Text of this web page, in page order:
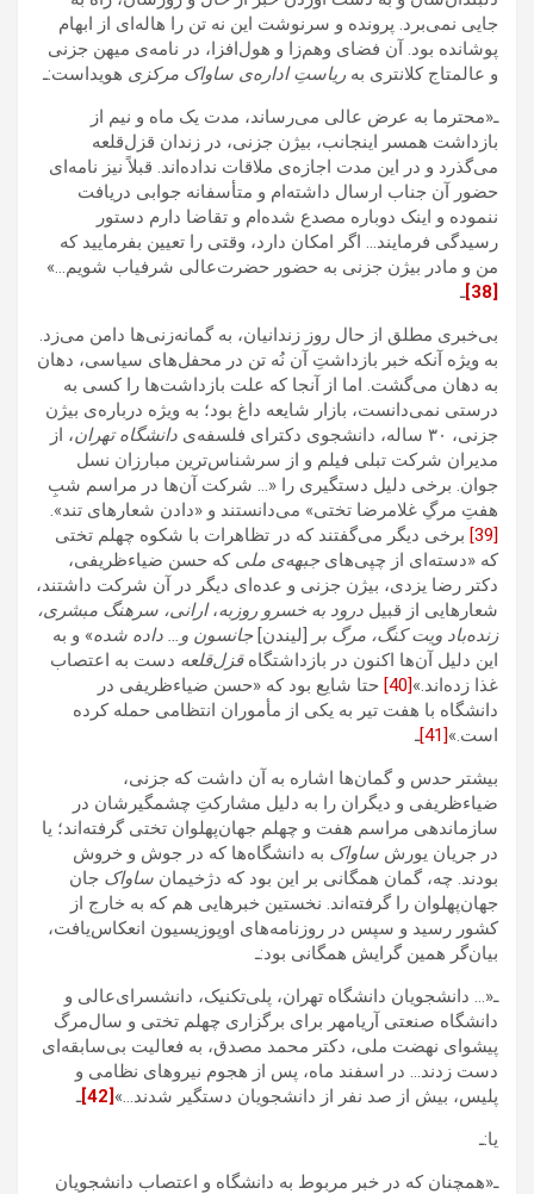
جایی نمی‌برد. پرونده و سرنوشت این نه تن را هاله‌ای از ابهام
پوشانده بود. آن فضای وهم‌زا و هول‌افزا، در نامه‌ی میهن جزنی
و عالمتاج کلانتری به ریاستِ اداره‌ی ساواک مرکزی هویداست:ـ
ـ«محترما به عرض عالی می‌رساند، مدت یک ماه و نیم از
بازداشت همسر اینجانب، بیژن جزنی، در زندان قزل‌قلعه
می‌گذرد و در این مدت اجازه‌ی ملاقات نداده‌اند. قبلاً نیز نامه‌ای
حضور آن جناب ارسال داشته‌ام و متأسفانه جوابی دریافت
ننموده و اینک دوباره مصدع شده‌ام و تقاضا دارم دستور
رسیدگی فرمایند… اگر امکان دارد، وقتی را تعیین بفرمایید که
من و مادر بیژن جزنی به حضور حضرت‌عالی شرفیاب شویم…»
[38]
ـ
بی‌خبری مطلق از حال روز زندانیان، به گمانه‌زنی‌ها دامن می‌زد.
به ویژه آنکه خبر بازداشت‌ِ آن نُه تن در محفل‌های سیاسی، دهان
به دهان می‌گشت. اما از آنجا که علت بازداشت‌ها را کسی به
درستی نمی‌دانست، بازار شایعه داغ بود؛ به ویژه درباره‌ی بیژن
جزنی، ۳۰ ساله، دانشجوی دکترای فلسفه‌ی
دانشگاه تهران، از
مدیران شرکت تبلی فیلم و از سرشناس‌ترین مبارزان نسل
جوان. برخی دلیل دستگیری را «… شرکت آن‌ها در مراسم شبِ
هفتِ مرگِ غلامرضا تختی» می‌دانستند و «دادن شعارهای تند».
[39]
برخی دیگر می‌گفتند که در تظاهرات با شکوه چهلم تختی
که «دسته‌ای از چپی‌هایجبهه‌‌ی ملی که حسن ضیاءظریفی،
دکتر رضا یزدی، بیژن جزنی و عده‌ای دیگر در آن شرکت داشتند،
شعارهایی از قبیل درود به خسرو روزبه،ارانی، سرهنگ مبشری،
زنده‌باد ویت کنگ، مرگ بر [لیندن]جانسون و… داده شده» و به
این دلیل آن‌ها اکنون در بازداشتگاهقزل‌قلعه دست به اعتصاب
غذا زده‌اند.»[40]
‌حتا شایع بود که «حسن ضیاءظریفی در
دانشگاه با هفت تیر به یکی از مأموران انتظامی حمله کرده
است.»[41]
ـ
بیشتر حدس و گمان‌ها اشاره به آن داشت که جزنی،
ضیاءظریفی و دیگران را به دلیل مشارکتِ چشمگیرشان در
سازماندهی مراسم هفت و چهلم جهان‌پهلوان تختی گرفته‌اند؛ یا
در جریان یورش ساواک به دانشگاه‌ها که در جوش و خروش
بودند. چه، گمان همگانی بر این بود که دژخیمان ساواک جان
جهان‌پهلوان را گرفته‌اند. نخستین خبرهایی هم که به خارج از
کشور ‌رسید و سپس در روزنامه‌های اوپوزیسیون انعکاس‌یافت،
بیان‌گر همین گرایش همگانی بود:ـ
ـ«… دانشجویان دانشگاه تهران، پلی‌تکنیک، دانشسرای‌عالی و
دانشگاه صنعتی آریامهر برای برگزاری چهلم تختی و سال‌مرگ
پیشوای نهضت ملی، دکتر محمد مصدق، به فعالیت بی‌سابقه‌ای
دست زدند… در اسفند ماه، پس از هجوم نیروهای نظامی و
پلیس، بیش از صد نفر از دانشجویان دستگیر شدند…» [42]
ـ
یا:ـ
ـ«همچنان که در خبر مربوط به دانشگاه و اعتصاب دانشجویان